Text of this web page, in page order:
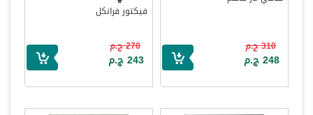
310 ج.م
248 ج.م
فيكتور فرانكل
270 ج.م
243 ج.م